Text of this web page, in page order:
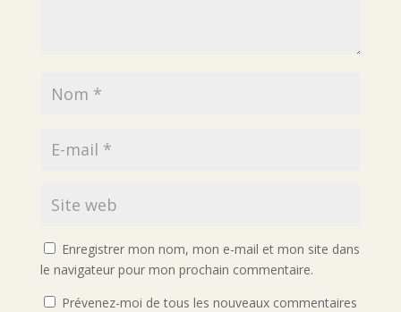
Enregistrer mon nom, mon e-mail et mon site dans
le navigateur pour mon prochain commentaire.
Prévenez-moi de tous les nouveaux commentaires